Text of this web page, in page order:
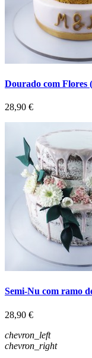
Dourado com Flores
Preço
28,90 €
Semi-Nu com ramo
Preço
28,90 €
chevron_left
chevron_right